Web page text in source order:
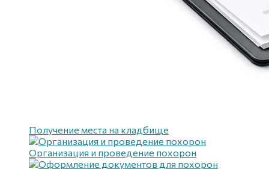
Получение места на кладбище
Организация и проведение похорон